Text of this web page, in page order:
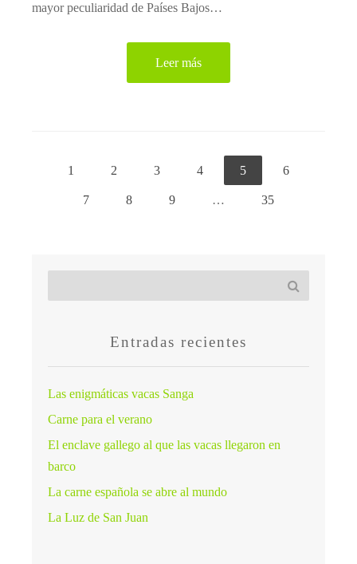
mayor peculiaridad de Países Bajos…
Leer más
1 2 3 4 5 6
7 8 9 … 35
Entradas recientes
Las enigmáticas vacas Sanga
Carne para el verano
El enclave gallego al que las vacas llegaron en
barco
La carne española se abre al mundo
La Luz de San Juan